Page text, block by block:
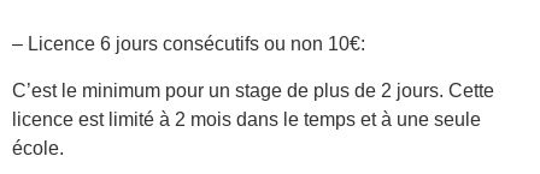
– Licence 6 jours consécutifs ou non 10€:
C’est le minimum pour un stage de plus de 2 jours. Cette
licence est limité à 2 mois dans le temps et à une seule
école.